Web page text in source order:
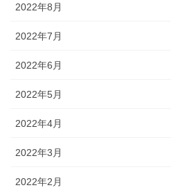
2022年8月
2022年7月
2022年6月
2022年5月
2022年4月
2022年3月
2022年2月